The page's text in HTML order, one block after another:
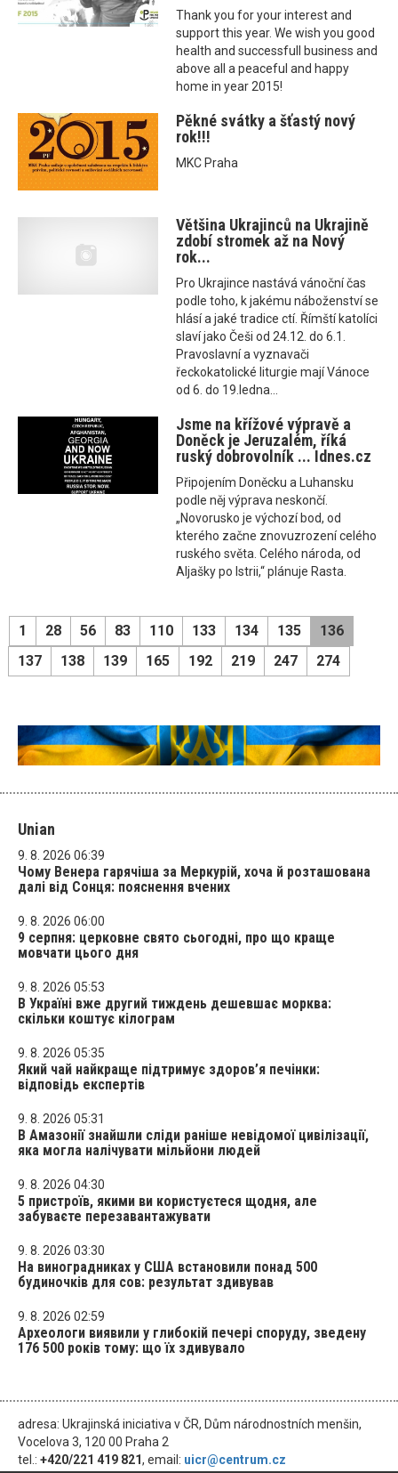
Thank you for your interest and
support this year. We wish you good
health and successfull business and
above all a peaceful and happy
home in year 2015!
Pěkné svátky a šťastý nový
rok!!!
MKC Praha
Většina Ukrajinců na Ukrajině
zdobí stromek až na Nový
rok...
Pro Ukrajince nastává vánoční čas
podle toho, k jakému náboženství se
hlásí a jaké tradice ctí. Římští katolíci
slaví jako Češi od 24.12. do 6.1.
Pravoslavní a vyznavači
řeckokatolické liturgie mají Vánoce
od 6. do 19.ledna...
Jsme na křížové výpravě a
Doněck je Jeruzalém, říká
ruský dobrovolník ... Idnes.cz
Připojením Doněcku a Luhansku
podle něj výprava neskončí.
„Novorusko je výchozí bod, od
kterého začne znovuzrození celého
ruského světa. Celého národa, od
Aljašky po Istrii,“ plánuje Rasta.
1 28 56 83 110 133 134 135
136
137
138 139 165 192 219 247 274
Unian
9. 8. 2026 06:39
Чому Венера гарячіша за Меркурій, хоча й розташована
далі від Сонця: пояснення вчених
9. 8. 2026 06:00
9 серпня: церковне свято сьогодні, про що краще
мовчати цього дня
9. 8. 2026 05:53
В Україні вже другий тиждень дешевшає морква:
скільки коштує кілограм
9. 8. 2026 05:35
Який чай найкраще підтримує здоров’я печінки:
відповідь експертів
9. 8. 2026 05:31
В Амазонії знайшли сліди раніше невідомої цивілізації,
яка могла налічувати мільйони людей
9. 8. 2026 04:30
5 пристроїв, якими ви користуєтеся щодня, але
забуваєте перезавантажувати
9. 8. 2026 03:30
На виноградниках у США встановили понад 500
будиночків для сов: результат здивував
9. 8. 2026 02:59
Археологи виявили у глибокій печері споруду, зведену
176 500 років тому: що їх здивувало
adresa: Ukrajinská iniciativa v ČR, Dům národnostních menšin,
Vocelova 3, 120 00 Praha 2
tel.: +420/221 419 821, email: uicr@centrum.cz